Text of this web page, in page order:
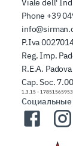
Viale dell'
Phone +39
P.Iva
Reg. Imp.
R.E.A.
Cap. Soc.
1.3.15 -
Социальные
Facebook